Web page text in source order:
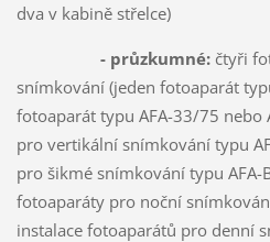
dva v kabině střelce)
- průzkumné:čtyři
snímkování (jeden fotoaparát
fotoaparát typu AFA-33/75 nebo
pro vertikální snímkování typu
pro šikmé snímkování typu AFA-
fotoaparáty pro noční
instalace fotoaparátů pro denní